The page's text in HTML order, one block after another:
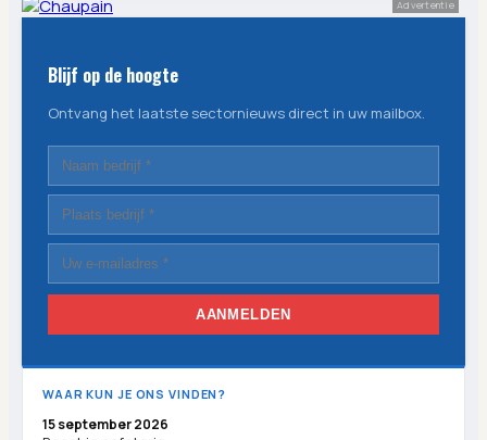
Advertentie
Blijf op de hoogte
Ontvang het laatste sectornieuws direct in uw mailbox.
AANMELDEN
WAAR KUN JE ONS VINDEN?
15 september 2026